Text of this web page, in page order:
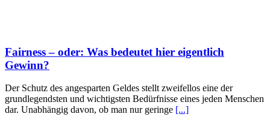
Fairness – oder: Was bedeutet hier eigentlich
Gewinn?
Der Schutz des angesparten Geldes stellt zweifellos eine der
grundlegendsten und wichtigsten Bedürfnisse eines jeden Menschen
dar. Unabhängig davon, ob man nur geringe [...]